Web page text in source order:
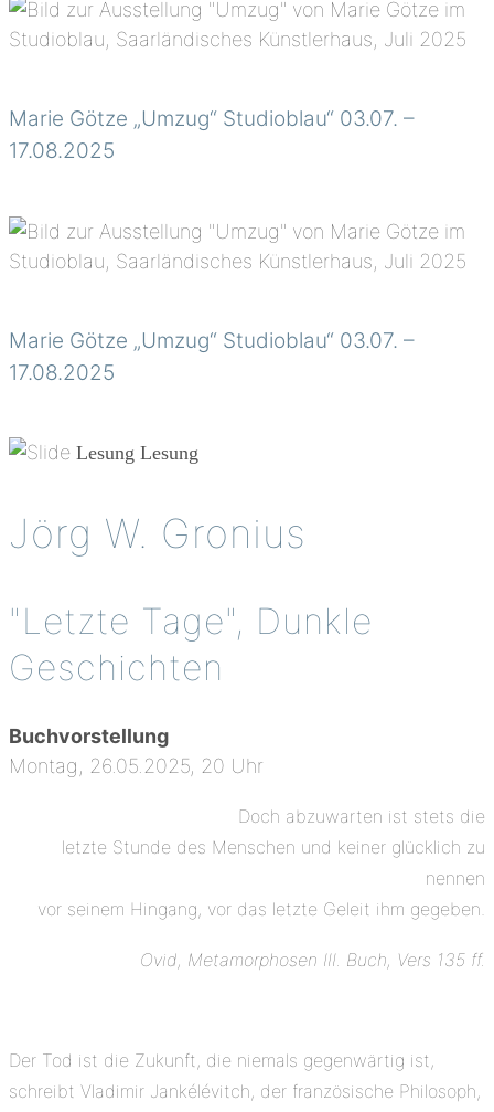
Marie Götze „Umzug“ Studioblau“ 03.07. –
17.08.2025
Marie Götze „Umzug“ Studioblau“ 03.07. –
17.08.2025
Lesung Lesung
Jörg W. Gronius
"Letzte Tage", Dunkle
Geschichten
Buchvorstellung
Montag, 26.05.2025, 20 Uhr
Doch abzuwarten ist stets die
letzte Stunde des Menschen und keiner glücklich zu
nennen
vor seinem Hingang, vor das letzte Geleit ihm gegeben.
Ovid, Metamorphosen III. Buch, Vers 135 ff.
Der Tod ist die Zukunft, die niemals gegenwärtig ist,
schreibt Vladimir Jankélévitch, der französische Philosoph,